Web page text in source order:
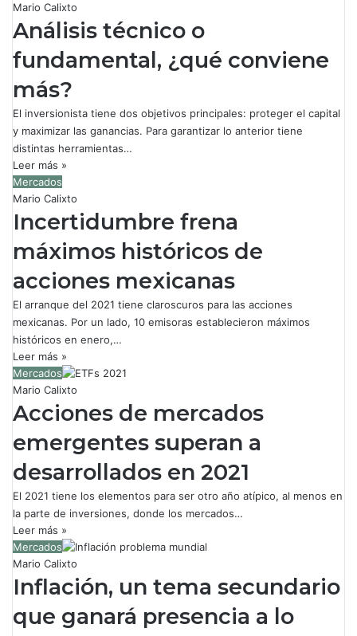
Mario Calixto
Análisis técnico o
fundamental, ¿qué conviene
más?
El inversionista tiene dos objetivos principales: proteger el capital
y maximizar las ganancias. Para garantizar lo anterior tiene
distintas herramientas…
Leer más »
Mercados
Mario Calixto
Incertidumbre frena
máximos históricos de
acciones mexicanas
El arranque del 2021 tiene claroscuros para las acciones
mexicanas. Por un lado, 10 emisoras establecieron máximos
históricos en enero,…
Leer más »
Mercados
Mario Calixto
Acciones de mercados
emergentes superan a
desarrollados en 2021
El 2021 tiene los elementos para ser otro año atípico, al menos en
la parte de inversiones, donde los mercados…
Leer más »
Mercados
Mario Calixto
Inflación, un tema secundario
que ganará presencia a lo